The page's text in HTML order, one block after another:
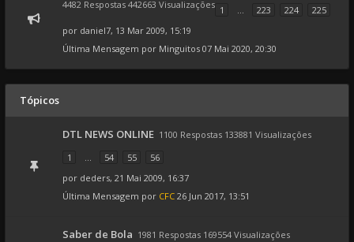
4482 Respostas 442663 Visualizações 1 ... 223 224
225
por daniel7, 13 Mar 2009, 15:19
Última Mensagem por Minguitos 07 Mai 2020, 20:30
Tópicos
DTL NEWS ONLINE 1100 Respostas 133881 Visualizações
1
... 54 55
56
por deders, 21 Mai 2009, 16:37
Última Mensagem por CFC 26 Jun 2017, 13:51
Saber de Bola 1981 Respostas 169554 Visualizações